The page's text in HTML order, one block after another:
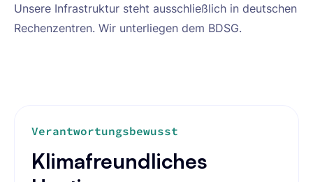
Unsere Infrastruktur steht ausschließlich in deutschen
Rechenzentren. Wir unterliegen dem BDSG.
Verantwortungsbewusst
Klimafreundliches